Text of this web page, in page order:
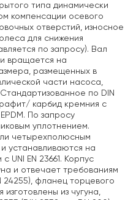
типа динамически
компенсации осевого
отверстий, износное
для снижения
по запросу). Вал
вращается на
размещенных в
части насоса,
по DIN
карбид кремния с
По запросу
уплотнением.
четырехполюсным
устанавливаются на
UNI EN 23661. Корпус
и отвечает требованиям
24255), фланец торцевого
из чугуна,